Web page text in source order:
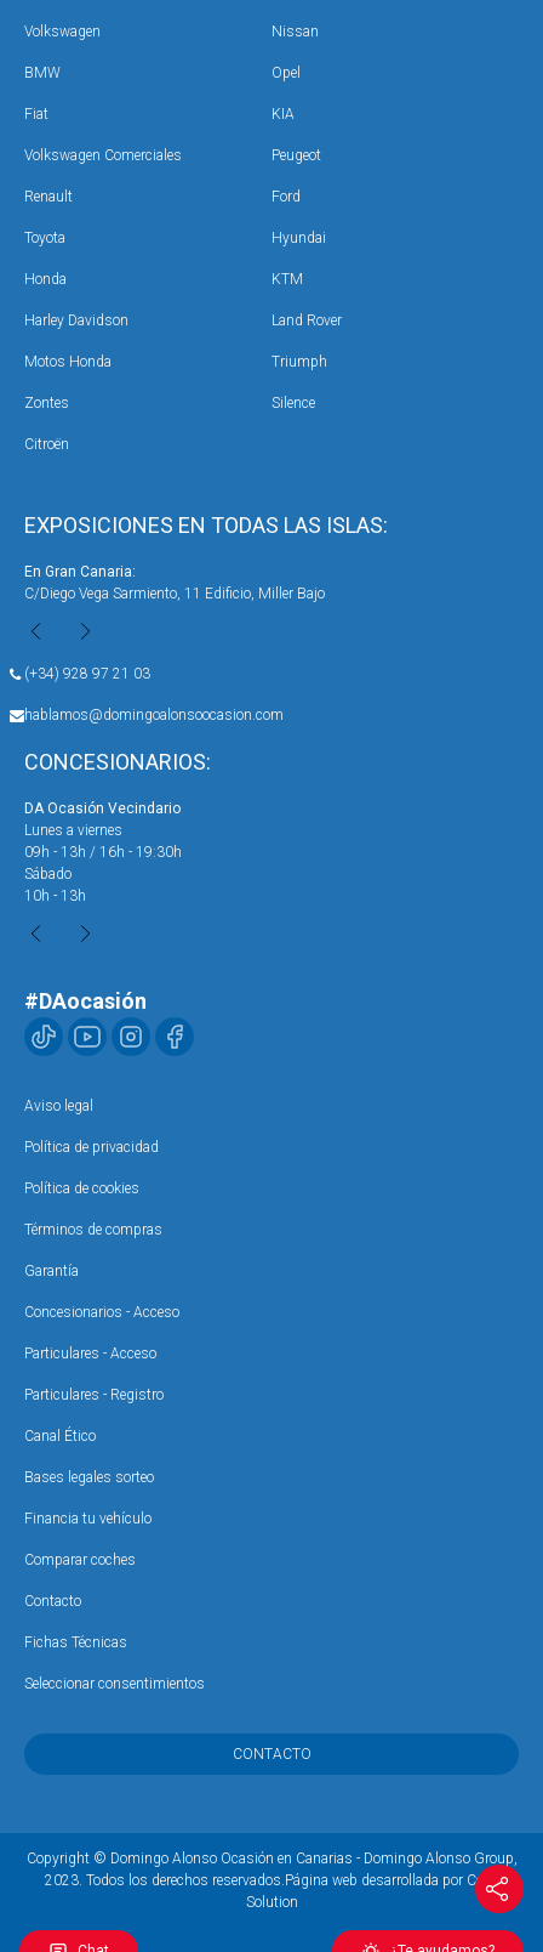
EXPOSICIONES EN TODAS LAS ISLAS:
En Gran Canaria:
C/Diego Vega Sarmiento, 11 Edificio, Miller Bajo
(+34) 928 97 21 03
hablamos@domingoalonsoocasion.com
CONCESIONARIOS:
DA Ocasión Vecindario
Lunes a viernes
09h - 13h / 16h - 19:30h
Sábado
10h - 13h
Volkswagen Nissan
BMW Opel
Fiat KIA
Volkswagen Comerciales Peugeot
Renault Ford
Toyota Hyundai
Honda KTM
Harley Davidson Land Rover
Motos Honda Triumph
Zontes Silence
Citroën
#DAocasión
Aviso legal
Política de privacidad
Política de cookies
Términos de compras
Garantía
Concesionarios - Acceso
Particulares - Acceso
Particulares - Registro
Canal Ético
Bases legales sorteo
Financia tu vehículo
Comparar coches
Contacto
Fichas Técnicas
Seleccionar consentimientos
CONTACTO
Copyright © Domingo Alonso Ocasión en Canarias - Domingo Alonso Group,
2023. Todos los derechos reservados.Página web desarrollada por Coco
Solution